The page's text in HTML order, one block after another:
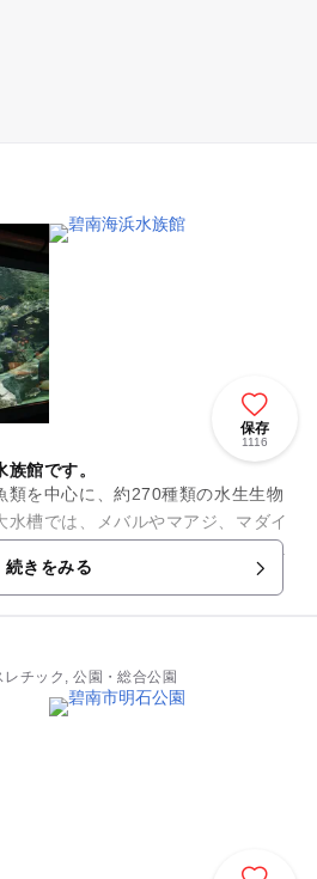
保存
1116
館です。
類を中心に、約270種類の水生生物
水槽では、メバルやマアジ、マダイ
し釣り魚としてもなじみ深い魚を中
...
続きをみる
チック, 公園・総合公園